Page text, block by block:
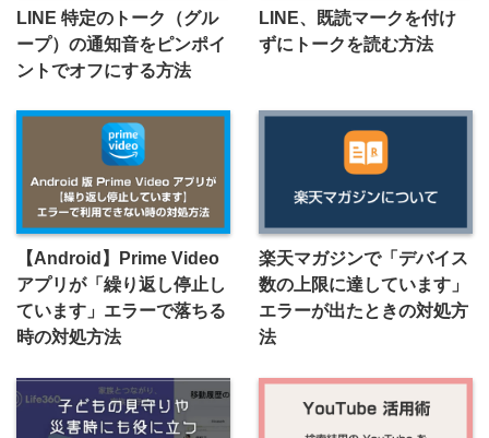
LINE 特定のトーク（グル
ープ）の通知音をピンポイ
ントでオフにする方法
LINE、既読マークを付け
ずにトークを読む方法
【Android】Prime Video
アプリが「繰り返し停止し
ています」エラーで落ちる
時の対処方法
楽天マガジンで「デバイス
数の上限に達しています」
エラーが出たときの対処方
法